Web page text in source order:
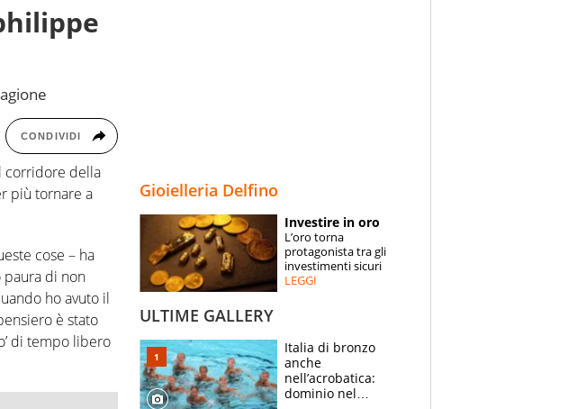
SPECIALI
ESPERTI
CONDIVIDI
corridore della
più tornare a
cose – ha
paura di non
ho avuto il
è stato
di tempo libero
Gioielleria Delfino
Investire in oro
L’oro torna
protagonista tra gli
investimenti sicuri
LEGGI
ULTIME GALLERY
Italia di bronzo
anche
nell’acrobatica:
dominio nel